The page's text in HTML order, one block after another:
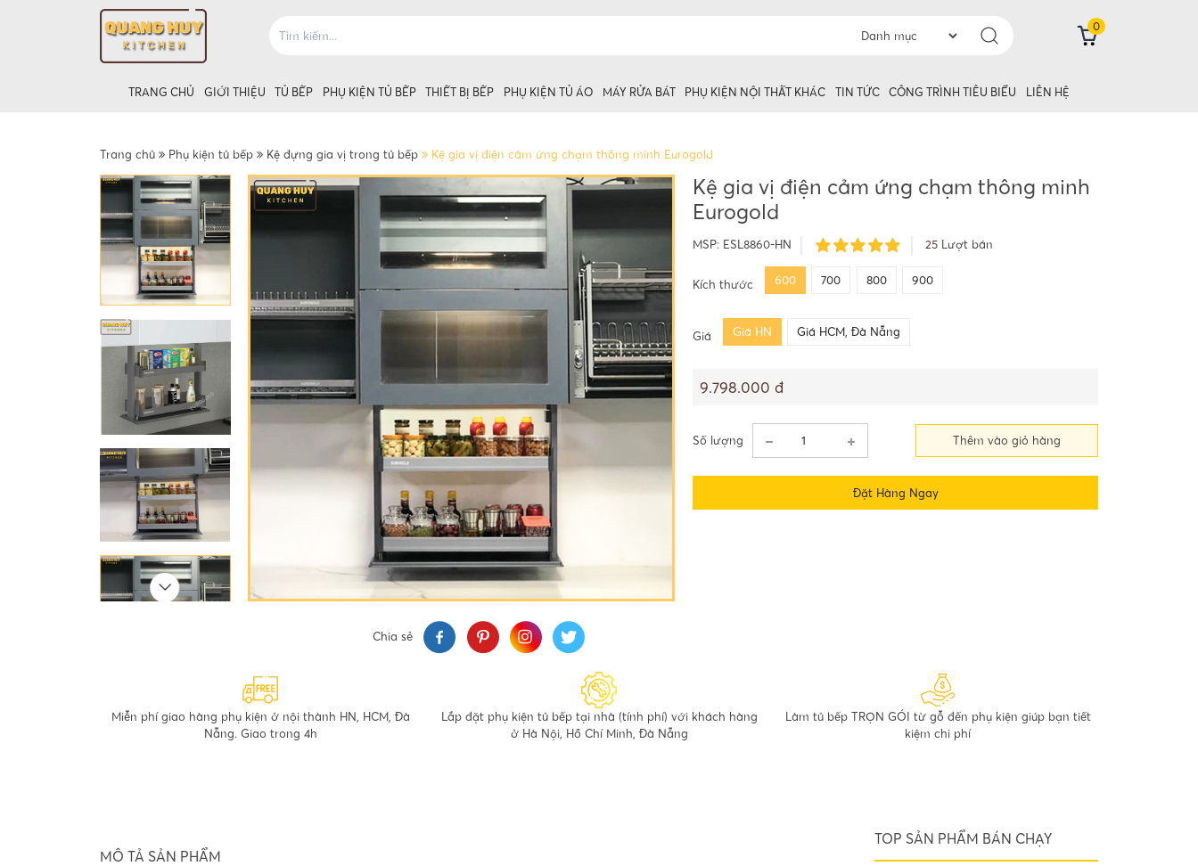
0
TRANG CHỦ GIỚI THIỆU TỦ BẾP PHỤ KIỆN TỦ BẾP
Giá úp bát tủ trên
Giá úp bát tủ dưới
THIẾT BỊ BẾP PHỤ KIỆN TỦ ÁO MÁY RỬA BÁT PHỤ KIỆN NỘI THẤT KHÁC TIN TỨC CÔNG TRÌNH TIÊU BIỂU LIÊN HỆ
Trang chủ Phụ kiện tủ bếp Kệ đựng gia vị trong tủ bếp Kệ gia vị điện cảm ứng chạm thông minh Eurogold
Kệ gia vị điện cảm ứng chạm thông minh
Eurogold
MSP: ESL8860-HN 25Lượt bán
Kích thước 600 700 800 900
Giá Giá HN Giá HCM, Đà Nẵng
9.798.000 đ
Số lượng Thêm vào giỏ hàng
Đặt Hàng Ngay
Chia sẻ
Miễn phí giao hàng phụ kiện ở nội thành HN, HCM, Đà
Nẵng. Giao trong 4h
Lắp đặt phụ kiện tủ bếp tại nhà (tính phí) với khách hàng
ở Hà Nội, Hồ Chí Minh, Đà Nẵng
Làm tủ bếp TRỌN GÓI từ gỗ đến phụ kiện giúp bạn tiết
kiệm chi phí
MÔ TẢ SẢN PHẨM
TOP SẢN PHẨM BÁN CHẠY